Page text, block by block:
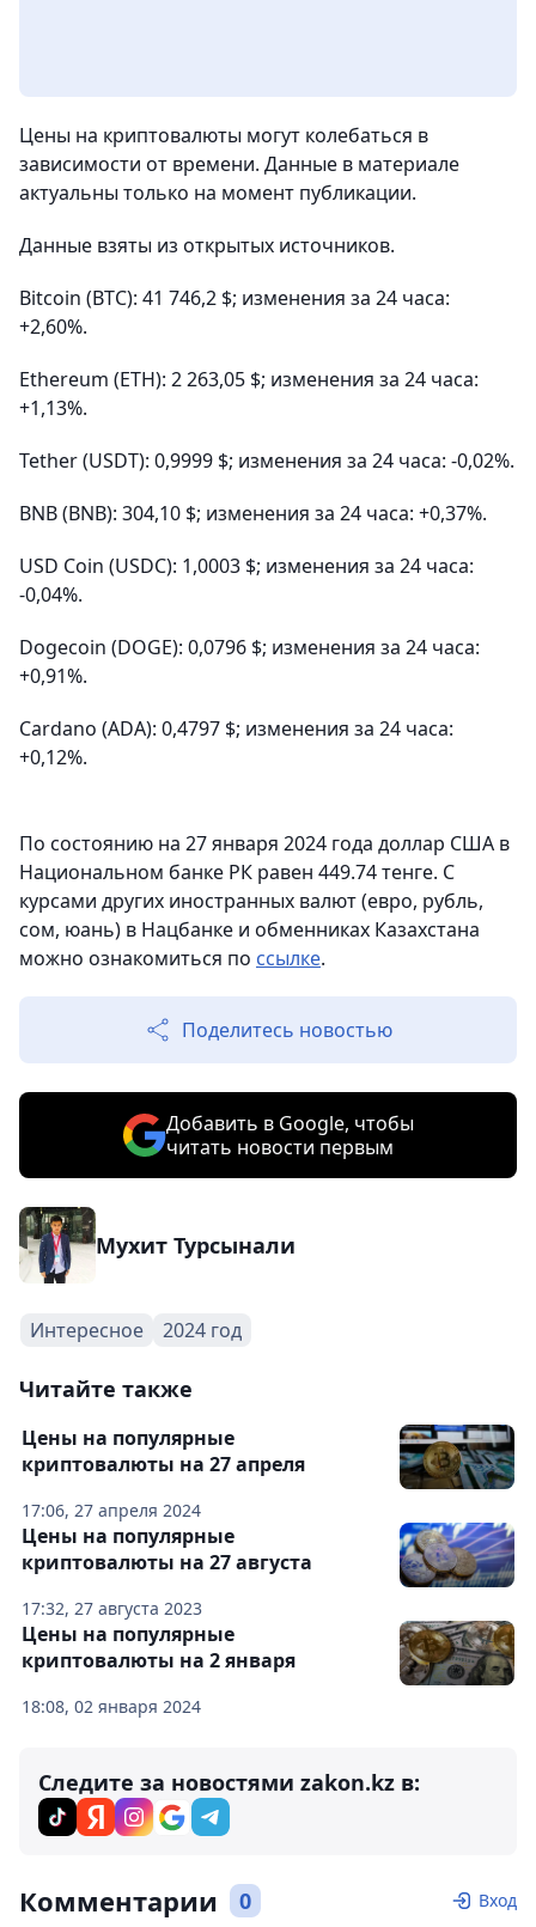
Цены на криптовалюты могут колебаться в
зависимости от времени. Данные в материале
актуальны только на момент публикации.
Данные взяты из открытых источников.
Bitcoin (BTC): 41 746,2 $; изменения за 24 часа:
+2,60%.
Ethereum (ETH): 2 263,05 $; изменения за 24 часа:
+1,13%.
Tether (USDT): 0,9999 $; изменения за 24 часа: -0,02%.
BNB (BNB): 304,10 $; изменения за 24 часа: +0,37%.
USD Coin (USDC): 1,0003 $; изменения за 24 часа:
-0,04%.
Dogecoin (DOGE): 0,0796 $; изменения за 24 часа:
+0,91%.
Cardano (ADA): 0,4797 $; изменения за 24 часа:
+0,12%.
По состоянию на 27 января 2024 года доллар США в
Национальном банке РК равен 449.74 тенге. С
курсами других иностранных валют (евро, рубль,
сом, юань) в Нацбанке и обменниках Казахстана
можно ознакомиться по ссылке.
Поделитесь новостью
Добавить в Google, чтобы
читать новости первым
Мухит Турсынали
Интересное 2024 год
Читайте также
17:06, 27 апреля 2024
Цены на популярные
криптовалюты на 27 апреля
17:32, 27 августа 2023
Цены на популярные
криптовалюты на 27 августа
18:08, 02 января 2024
Цены на популярные
криптовалюты на 2 января
Следите за новостями zakon.kz в:
Комментарии 0 Вход